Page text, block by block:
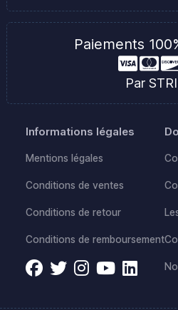
Paiements
Par
Informations légales
Mentions légales
Conditions de ventes
Conditions de retour
Conditions de remboursement